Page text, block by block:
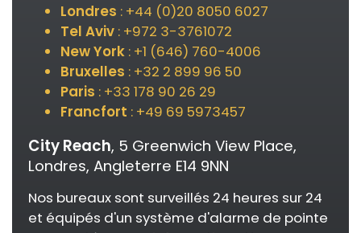
Londres : +44 (0)20 8050 6027
Tel Aviv : +972 3-3761072
New York : +1 (646) 760-4006
Bruxelles : +32 2 899 96 50
Paris : +33 178 90 26 29
Francfort : +49 69 5973457
City Reach, 5 Greenwich View Place,
Londres, Angleterre E14 9NN
Nos bureaux sont surveillés 24 heures sur 24
et équipés d'un système d'alarme de pointe